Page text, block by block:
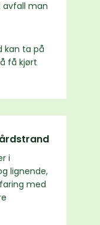
man
kan ta på
få kjørt
i
lignende,
med